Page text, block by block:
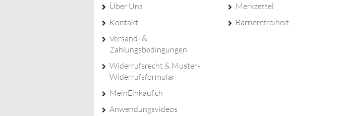
Über Uns
Kontakt
Versand- &
Zahlungsbedingungen
Widerrufsrecht & Muster-
Widerrufsformular
MeinEinkauf.ch
Anwendungsvideos
Merkzettel
Barrierefreiheit